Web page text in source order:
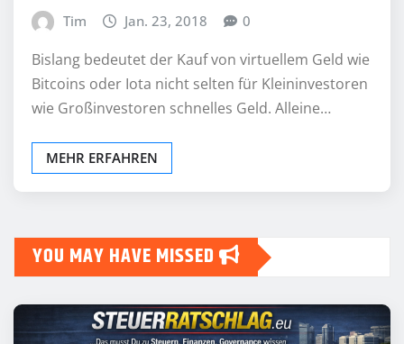
Tim Jan. 23, 2018 0
Bislang bedeutet der Kauf von virtuellem Geld wie
Bitcoins oder Iota nicht selten für Kleininvestoren
wie Großinvestoren schnelles Geld. Alleine…
MEHR ERFAHREN
YOU MAY HAVE MISSED